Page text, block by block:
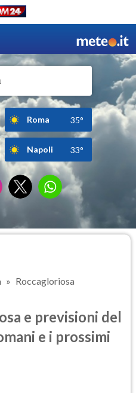
Roma 35°
Napoli 33°
Roccagloriosa
e previsioni del
e i prossimi